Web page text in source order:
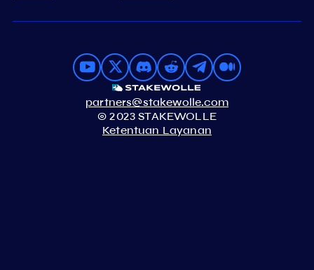
partners@stakewolle.com
© 2023 STAKEWOLLE
Ketentuan Layanan